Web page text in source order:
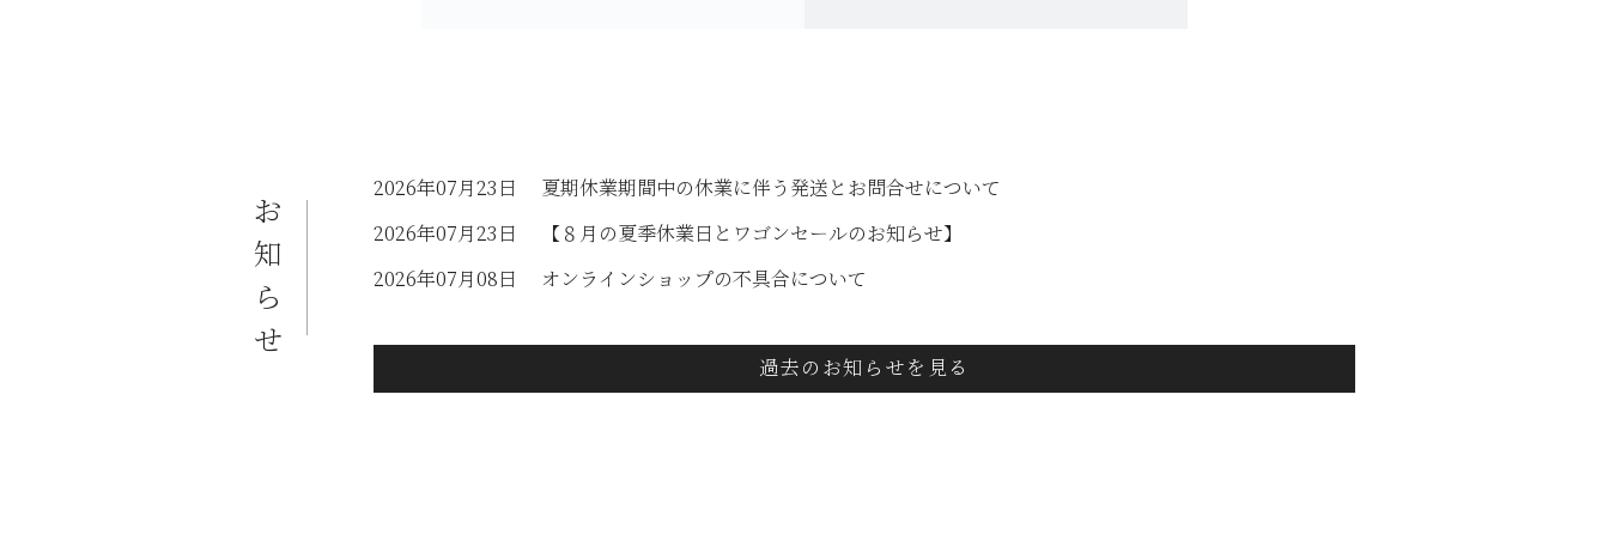
お
知
ら
せ
2026年07月23日
夏期休業期間中の休業に伴う発送とお問合せについて
2026年07月23日
【８月の夏季休業日とワゴンセールのお知らせ】
2026年07月08日
オンラインショップの不具合について